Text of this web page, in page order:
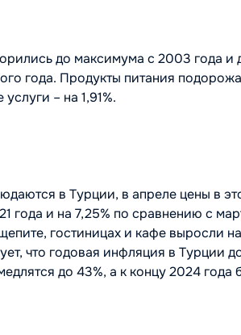
до максимума с 2003 года и
года. Продукты питания
– на 1,91%.
в Турции, в апреле цены в
года и на 7,25% по сравнению с
гостиницах и кафе выросли
что годовая инфляция в Турции
до 43%, а к концу 2024